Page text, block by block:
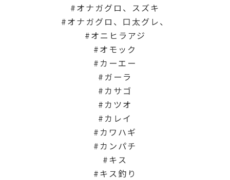
オナガグロ、スズキ
オナガグロ、口太グレ、
オニヒラアジ
オモック
カーエー
ガーラ
カサゴ
カツオ
カレイ
カワハギ
カンパチ
キス
キス釣り